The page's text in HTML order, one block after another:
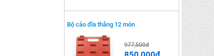
Bộ cảo đĩa thắng 12 món
977,500đ